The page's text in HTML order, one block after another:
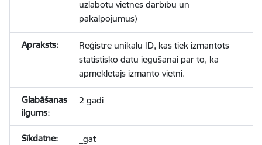
uzlabotu vietnes darbību un
pakalpojumus)
Reģistrē unikālu ID, kas tiek izmantots
statistisko datu iegūšanai par to, kā
apmeklētājs izmanto vietni.
2 gadi
_gat